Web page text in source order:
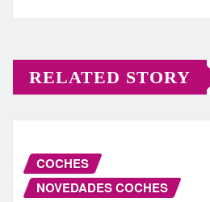
RELATED STORY
COCHES
NOVEDADES COCHES